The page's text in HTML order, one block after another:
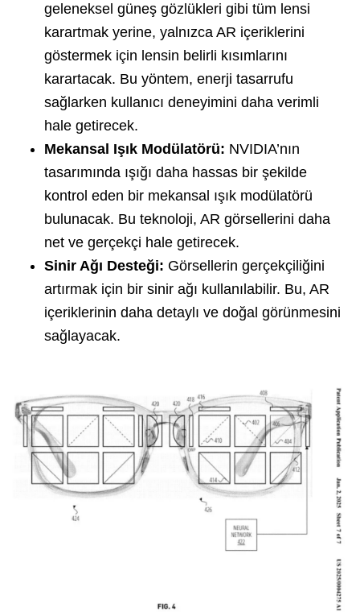
geleneksel güneş gözlükleri gibi tüm lensi
karartmak yerine, yalnızca AR içeriklerini
göstermek için lensin belirli kısımlarını
karartacak. Bu yöntem, enerji tasarrufu
sağlarken kullanıcı deneyimini daha verimli
hale getirecek.
Mekansal Işık Modülatörü: NVIDIA’nın
tasarımında ışığı daha hassas bir şekilde
kontrol eden bir mekansal ışık modülatörü
bulunacak. Bu teknoloji, AR görsellerini daha
net ve gerçekçi hale getirecek.
Sinir Ağı Desteği: Görsellerin gerçekçiliğini
artırmak için bir sinir ağı kullanılabilir. Bu, AR
içeriklerinin daha detaylı ve doğal görünmesini
sağlayacak.